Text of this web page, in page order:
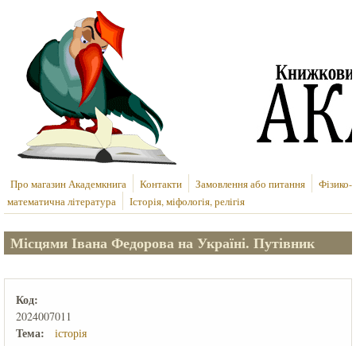
Перейти до основного вмісту
Про магазин Академкнига Контакти Замовлення або питання
Фізико-
математична література
Історія, міфологія, релігія
Місцями Івана Федорова на Україні. Путівник
Код:
2024007011
Тема: історія